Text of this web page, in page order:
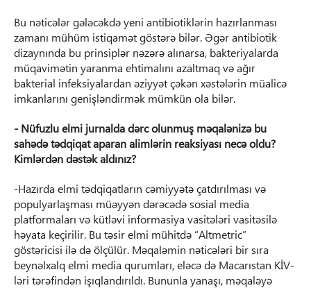
Bu nəticələr gələcəkdə yeni antibiotiklərin hazırlanması
zamanı mühüm istiqamət göstərə bilər. Əgər antibiotik
dizaynında bu prinsiplər nəzərə alınarsa, bakteriyalarda
müqavimətin yaranma ehtimalını azaltmaq və ağır
bakterial infeksiyalardan əziyyət çəkən xəstələrin müalicə
imkanlarını genişləndirmək mümkün ola bilər.
- Nüfuzlu elmi jurnalda dərc olunmuş məqalənizə bu
sahədə tədqiqat aparan alimlərin reaksiyası necə oldu?
Kimlərdən dəstək aldınız?
-Hazırda elmi tədqiqatların cəmiyyətə çatdırılması və
populyarlaşması müəyyən dərəcədə sosial media
platformaları və kütləvi informasiya vasitələri vasitəsilə
həyata keçirilir. Bu təsir elmi mühitdə “Altmetric”
göstəricisi ilə də ölçülür. Məqaləmin nəticələri bir sıra
beynəlxalq elmi media qurumları, eləcə də Macarıstan KİV-
ləri tərəfindən işıqlandırıldı. Bununla yanaşı, məqaləyə